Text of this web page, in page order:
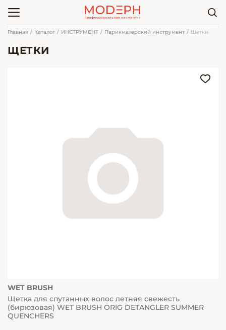
Главная Каталог ИНСТРУМЕНТ Парикмахерский инструмент Щетки
ЩЕТКИ
WET BRUSH
Щетка для спутанных волос летняя свежесть
(бирюзовая) WET BRUSH ORIG DETANGLER SUMMER
QUENCHERS